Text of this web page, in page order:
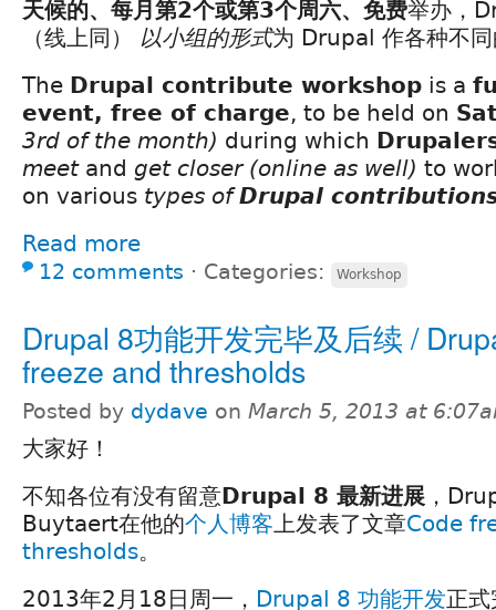
天候的、每月第2个或第3个周六、免费举办，
（线上同） 以小组的形式为 Drupal 作各种不
The Drupal contribute workshop is a
event, free of charge, to be held on
3rd of the month) during which
meetand get closer (online as well) to
on various types ofDrupal
Read more
12 comments ⋅ Categories: Workshop
Drupal 8功能开发完毕及后续 /
freeze and thresholds
Posted by dydave on March 5, 2013 at
大家好！
不知各位有没有留意Drupal 8 最新进展 ，
Buytaert在他的个人博客上发表了文章Code
thresholds。
2013年2月18日周一， Drupal 8 功能开发正